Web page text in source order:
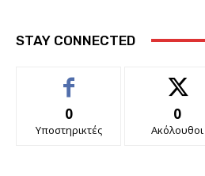
STAY CONNECTED
0
Υποστηρικτές
0
Ακόλουθοι